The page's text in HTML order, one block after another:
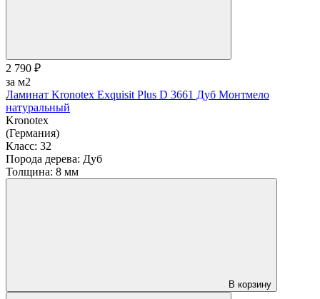
2 790 ₽
за м2
Ламинат Kronotex Exquisit Plus D 3661 Дуб Монтмело
натуральный
Kronotex
(Германия)
Класс: 32
Порода дерева: Дуб
Толщина: 8 мм
В корзину